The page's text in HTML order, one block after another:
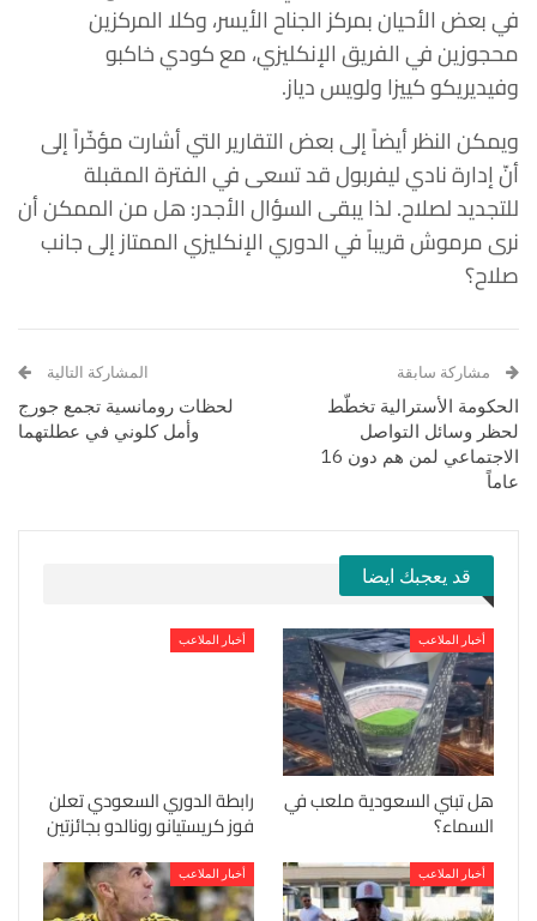
في بعض الأحيان بمركز الجناح الأيسر، وكلا المركزين
محجوزين في الفريق الإنكليزي، مع كودي خاكبو
وفيديريكو كييزا ولويس دياز.
ويمكن النظر أيضاً إلى بعض التقارير التي أشارت مؤخّراً إلى
أنّ إدارة نادي ليفربول قد تسعى في الفترة المقبلة
للتجديد لصلاح. لذا يبقى السؤال الأجدر: هل من الممكن أن
نرى مرموش قريباً في الدوري الإنكليزي الممتاز إلى جانب
صلاح؟
مشاركة سابقة
الحكومة الأسترالية تخطّط
لحظر وسائل التواصل
الاجتماعي لمن هم دون 16
عاماً
المشاركة التالية
لحظات رومانسية تجمع جورج
وأمل كلوني في عطلتهما
قد يعجبك ايضا
أخبار الملاعب
هل تبني السعودية ملعب في
السماء؟
أخبار الملاعب
رابطة الدوري السعودي تعلن
فوز كريستيانو رونالدو بجائزتين
أخبار الملاعب أخبار الملاعب